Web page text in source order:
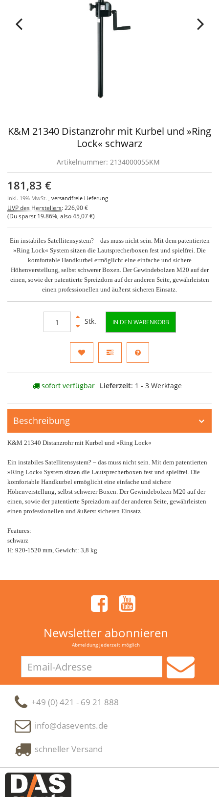
K&M 21340 Distanzrohr mit Kurbel und »Ring
Lock« schwarz
Artikelnummer: 2134000055KM
181,83 €
inkl. 19% MwSt. , versandfreie Lieferung
UVP des Herstellers: 226,90 €
(Du sparst 19.86% , also45,07 €)
Ein instabiles Satellitensystem? – das muss nicht sein. Mit dem patentierten
»Ring Lock« System sitzen die Lautsprecherboxen fest und spielfrei. Die
komfortable Handkurbel ermöglicht eine einfache und sichere
Höhenverstellung, selbst schwerer Boxen. Der Gewindebolzen M20 auf der
einen, sowie der patentierte Spreizdorn auf der anderen Seite, gewährleisten
einen professionellen und äußerst sicheren Einsatz.
Stk. IN DEN WARENKORB
sofort verfügbar Lieferzeit: 1 - 3 Werktage
Beschreibung
K&M 21340 Distanzrohr mit Kurbel und »Ring Lock«
Ein instabiles Satellitensystem? – das muss nicht sein. Mit dem patentierten
»Ring Lock« System sitzen die Lautsprecherboxen fest und spielfrei. Die
komfortable Handkurbel ermöglicht eine einfache und sichere
Höhenverstellung, selbst schwerer Boxen. Der Gewindebolzen M20 auf der
einen, sowie der patentierte Spreizdorn auf der anderen Seite, gewährleisten
einen professionellen und äußerst sicheren Einsatz.
Features:
schwarz
H: 920-1520 mm, Gewicht: 3,8 kg
Newsletter abonnieren
Abmeldung jederzeit möglich
Adresse
+49 (0) 421 - 69 21 888
info@dasevents.de
schneller Versand